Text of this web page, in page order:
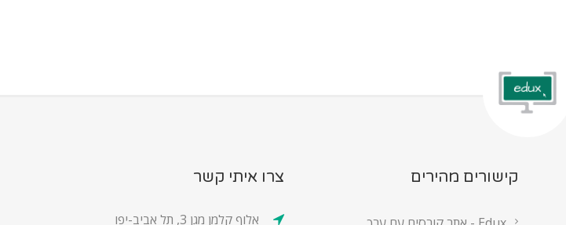
קישורים מהירים צרו איתי קשר
אלוף קלמן מגן 3, תל אביב-יפו